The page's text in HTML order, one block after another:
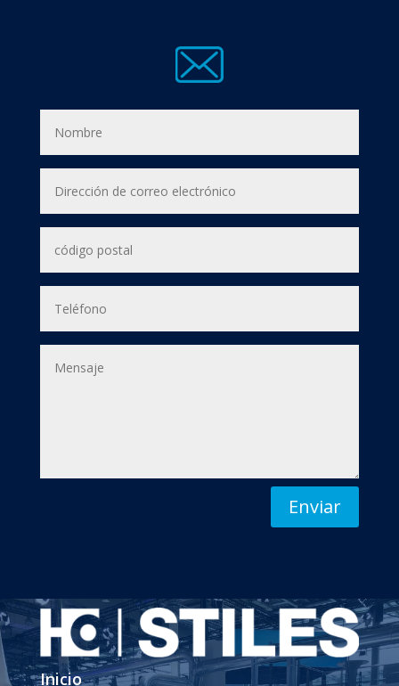
Enviar
Inicio